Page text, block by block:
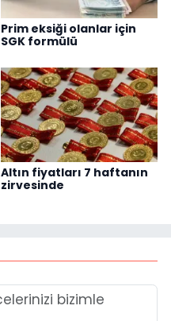
Prim eksiği olanlar için
SGK formülü
Altın fiyatları 7 haftanın
zirvesinde